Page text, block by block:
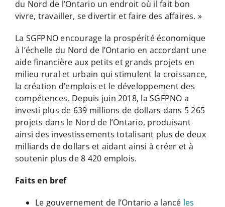
du Nord de l’Ontario un endroit où il fait bon
vivre, travailler, se divertir et faire des affaires. »
La SGFPNO encourage la prospérité économique
à l’échelle du Nord de l’Ontario en accordant une
aide financière aux petits et grands projets en
milieu rural et urbain qui stimulent la croissance,
la création d’emplois et le développement des
compétences. Depuis juin 2018, la SGFPNO a
investi plus de 639 millions de dollars dans 5 265
projets dans le Nord de l’Ontario, produisant
ainsi des investissements totalisant plus de deux
milliards de dollars et aidant ainsi à créer et à
soutenir plus de 8 420 emplois.
Faits en bref
Le gouvernement de l’Ontario a lancé les